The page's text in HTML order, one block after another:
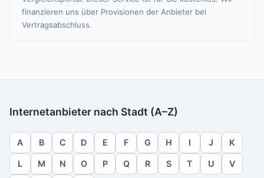
finanzieren uns über Provisionen der Anbieter bei
Vertragsabschluss.
Internetanbieter nach Stadt (A–Z)
A B C D E F G H I J K
L M N O P Q R S T U V